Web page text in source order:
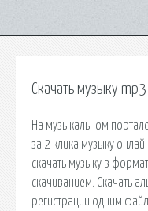
Скачать музыку
На музыкальном
за 2 клика музыку
скачать музыку в
скачиванием. Скачать
регистрации одним